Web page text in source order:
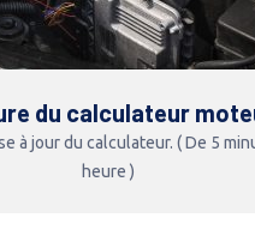
du calculateur
à jour du calculateur. ( De 5
heure )